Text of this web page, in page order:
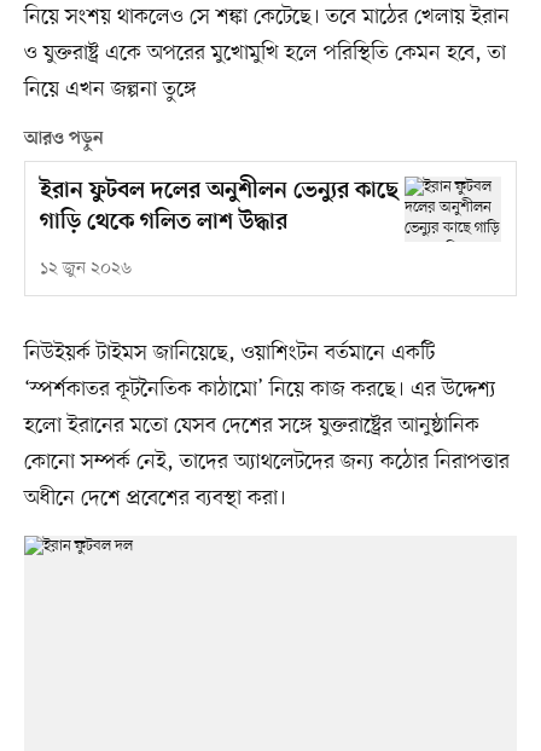
নিয়ে সংশয় থাকলেও সে শঙ্কা কেটেছে। তবে মাঠের খেলায় ইরান
ও যুক্তরাষ্ট্র একে অপরের মুখোমুখি হলে পরিস্থিতি কেমন হবে, তা
নিয়ে এখন জল্পনা তুঙ্গে
আরও পড়ুন
ইরান ফুটবল দলের অনুশীলন ভেন্যুর কাছে
গাড়ি থেকে গলিত লাশ উদ্ধার
১২ জুন ২০২৬
নিউইয়র্ক টাইমস জানিয়েছে, ওয়াশিংটন বর্তমানে একটি
‘স্পর্শকাতর কূটনৈতিক কাঠামো’ নিয়ে কাজ করছে। এর উদ্দেশ্য
হলো ইরানের মতো যেসব দেশের সঙ্গে যুক্তরাষ্ট্রের আনুষ্ঠানিক
কোনো সম্পর্ক নেই, তাদের অ্যাথলেটদের জন্য কঠোর নিরাপত্তার
অধীনে দেশে প্রবেশের ব্যবস্থা করা।